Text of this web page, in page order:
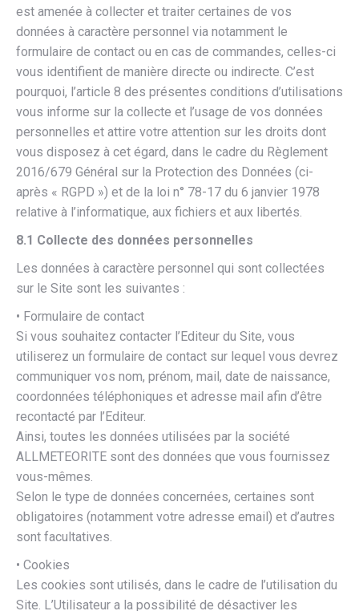
est amenée à collecter et traiter certaines de vos
données à caractère personnel via notamment le
formulaire de contact ou en cas de commandes, celles-ci
vous identifient de manière directe ou indirecte. C’est
pourquoi, l’article 8 des présentes conditions d’utilisations
vous informe sur la collecte et l’usage de vos données
personnelles et attire votre attention sur les droits dont
vous disposez à cet égard, dans le cadre du Règlement
2016/679 Général sur la Protection des Données (ci-
après « RGPD ») et de la loi n° 78-17 du 6 janvier 1978
relative à l’informatique, aux fichiers et aux libertés.
8.1 Collecte des données personnelles
Les données à caractère personnel qui sont collectées
sur le Site sont les suivantes :
• Formulaire de contact
Si vous souhaitez contacter l’Editeur du Site, vous
utiliserez un formulaire de contact sur lequel vous devrez
communiquer vos nom, prénom, mail, date de naissance,
coordonnées téléphoniques et adresse mail afin d’être
recontacté par l’Editeur.
Ainsi, toutes les données utilisées par la société
ALLMETEORITE sont des données que vous fournissez
vous-mêmes.
Selon le type de données concernées, certaines sont
obligatoires (notamment votre adresse email) et d’autres
sont facultatives.
• Cookies
Les cookies sont utilisés, dans le cadre de l’utilisation du
Site. L’Utilisateur a la possibilité de désactiver les